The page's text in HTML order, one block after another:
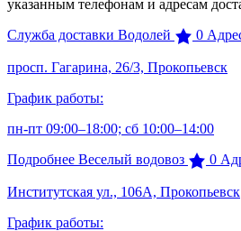
указанным телефонам и адресам
Служба доставки Водолей
0
просп. Гагарина, 26/3, Прокопьевск
График работы:
пн-пт 09:00–18:00; сб 10:00–14:00
Подробнее Веселый водовоз 0
Институтская ул., 106А, Прокопьевск
График работы: